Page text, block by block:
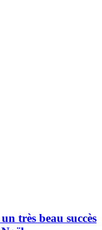
très beau succès